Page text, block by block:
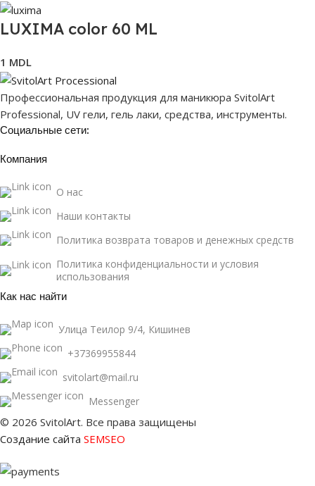
LUXIMA color 60 ML
1 MDL
Профессиональная продукция для маникюра SvitolArt
Professional, UV гели, гель лаки, средства, инструменты.
Социальные сети:
Компания
О нас
Наши контакты
Политика возврата товаров и денежных средств
Политика конфиденциальности и условия
использования
Как нас найти
Улица Теилор 9/4, Кишинев
+37369955844
svitolart@mail.ru
Messenger
© 2026 SvitolArt. Все права защищены
Создание сайта SEMSEO